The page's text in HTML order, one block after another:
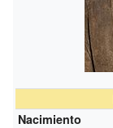
Nacimiento